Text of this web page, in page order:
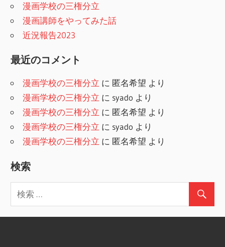
漫画学校の三権分立
漫画講師をやってみた話
近況報告2023
最近のコメント
漫画学校の三権分立 に 匿名希望 より
漫画学校の三権分立 に syado より
漫画学校の三権分立 に 匿名希望 より
漫画学校の三権分立 に syado より
漫画学校の三権分立 に 匿名希望 より
検索